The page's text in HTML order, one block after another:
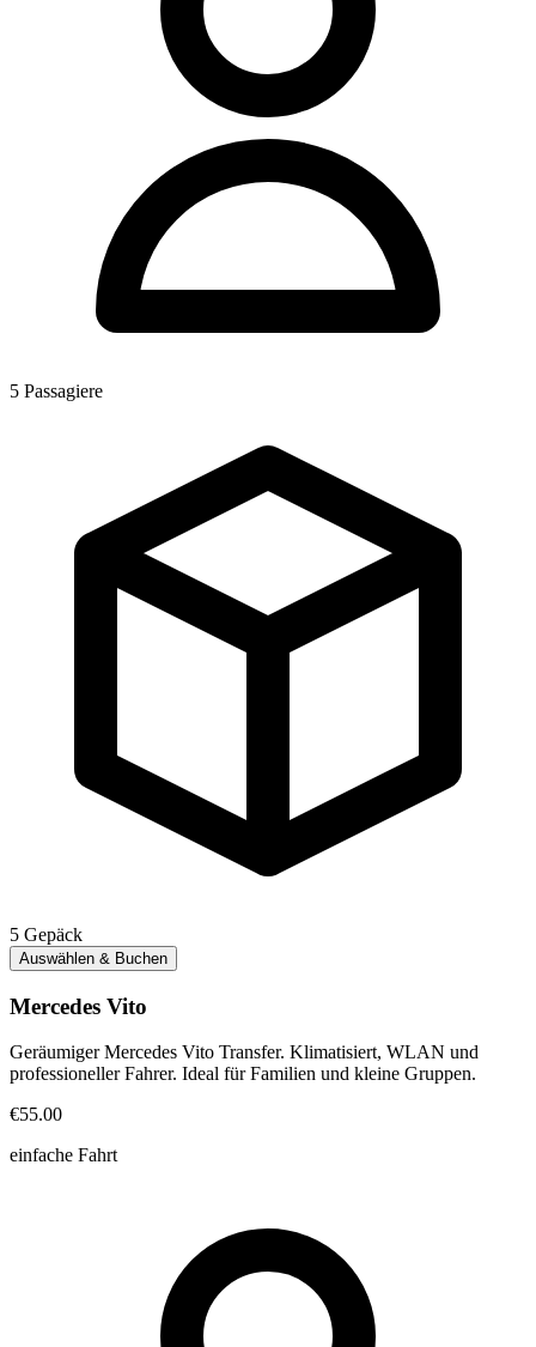
5 Passagiere
5 Gepäck
Auswählen & Buchen
Mercedes Vito
Geräumiger Mercedes Vito Transfer. Klimatisiert, WLAN und
professioneller Fahrer. Ideal für Familien und kleine Gruppen.
€55.00
einfache Fahrt